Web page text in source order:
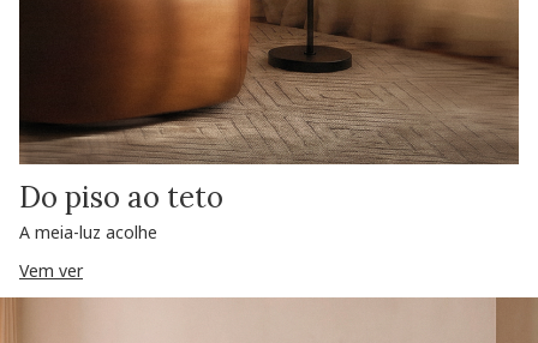
Do piso ao teto
A meia-luz acolhe
Vem ver